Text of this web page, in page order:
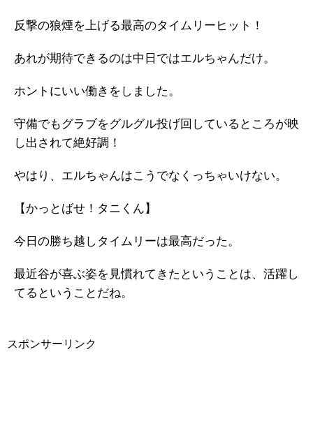
反撃の狼煙を上げる最高のタイムリーヒット！
あれが期待できるのは中日ではエルちゃんだけ。
ホントにいい働きをしました。
守備でもグラブをグルグル投げ回しているところが映
し出されて絶好調！
やはり、エルちゃんはこうでなくっちゃいけない。
【かっとばせ！タニくん】
今日の勝ち越しタイムリーは最高だった。
最近谷が喜ぶ姿を見慣れてきたということは、活躍し
てるということだね。
スポンサーリンク